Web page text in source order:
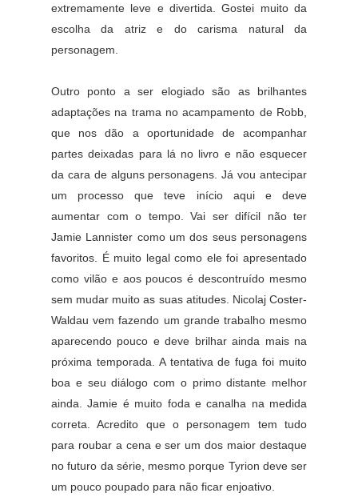
extremamente leve e divertida. Gostei muito da
escolha da atriz e do carisma natural da
personagem.
Outro ponto a ser elogiado são as brilhantes
adaptações na trama no acampamento de Robb,
que nos dão a oportunidade de acompanhar
partes deixadas para lá no livro e não esquecer
da cara de alguns personagens. Já vou antecipar
um processo que teve início aqui e deve
aumentar com o tempo. Vai ser difícil não ter
Jamie Lannister como um dos seus personagens
favoritos. É muito legal como ele foi apresentado
como vilão e aos poucos é descontruído mesmo
sem mudar muito as suas atitudes. Nicolaj Coster-
Waldau vem fazendo um grande trabalho mesmo
aparecendo pouco e deve brilhar ainda mais na
próxima temporada. A tentativa de fuga foi muito
boa e seu diálogo com o primo distante melhor
ainda. Jamie é muito foda e canalha na medida
correta. Acredito que o personagem tem tudo
para roubar a cena e ser um dos maior destaque
no futuro da série, mesmo porque Tyrion deve ser
um pouco poupado para não ficar enjoativo.